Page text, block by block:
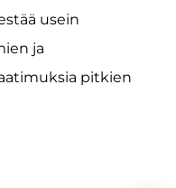
usein
ja
pitkien